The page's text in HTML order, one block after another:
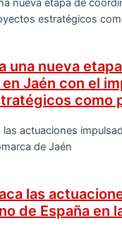
una nueva
Jaén con el
como
las
de España en